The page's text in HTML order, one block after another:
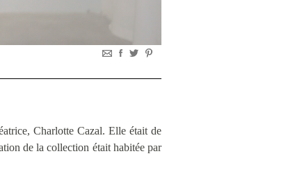
Charlotte Cazal. Elle était de
de la collection était habitée par